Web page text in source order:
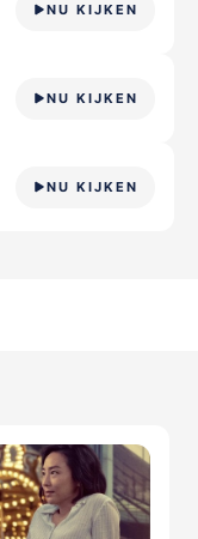
NU KIJKEN
NU KIJKEN
NU KIJKEN